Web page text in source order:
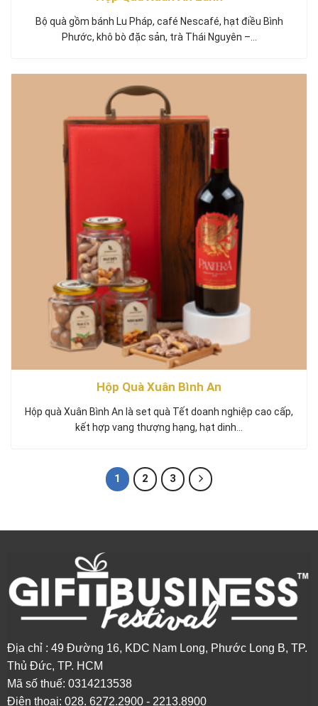
Bộ quà gồm bánh Lu Pháp, café Nescafé, hạt điều Bình
Phước, khô bò đặc sản, trà Thái Nguyên –…
Hộp Quà Xuân Bình An
Hộp quà Xuân Bình An là set quà Tết doanh nghiệp cao cấp,
kết hợp vang thượng hạng, hạt dinh…
1 2 3
Địa chỉ : 49 Đường 16, KDC Nam Long, Phước Long B, TP.
Thủ Đức, TP. HCM
Mã số thuế: 0314213538
Điện thoại: 028. 6272.2900 - 2213.8900